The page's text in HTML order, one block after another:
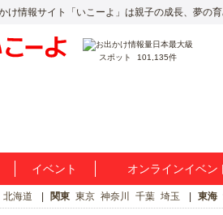
け情報サイト「いこーよ」は親子の成長、夢の育
スポット 101,135件
イベント オンラインイベン
北海道 関東 東京 神奈川 千葉 埼玉 東海